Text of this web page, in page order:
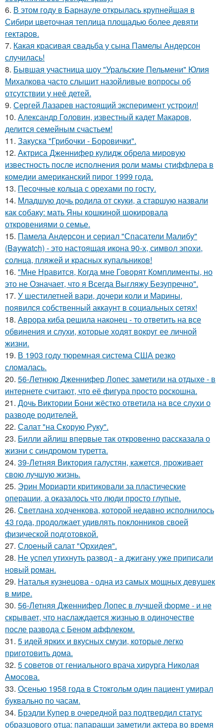
6. В этом году в Барнауле открылась крупнейшая в
Сибири цветочная теплица площадью более девяти
гектаров.
7. Какая красивая свадьба у сына Памелы Андерсон
случилась!
8. Бывшая участница шоу "Уральские Пельмени" Юлия
Михалкова часто слышит назойливые вопросы об
отсутствии у неё детей.
9. Сергей Лазарев настоящий эксперимент устроил!
10. Александр Головин, известный кадет Макаров,
делится семейным счастьем!
11. Закуска "Грибочки - Боровички".
12. Актриса Дженнифер кулидж обрела мировую
известность после исполнения роли мамы стиффлера в
комедии американский пирог 1999 года.
13. Песочные кольца с орехами по госту.
14. Младшую дочь родила от скуки, а старшую назвали
как собаку: мать Яны кошкиной шокировала
откровениями о семье.
15. Памела Андерсон и сериал "Спасатели Малибу"
(Baywatch) - это настоящая икона 90-х, символ эпохи,
солнца, пляжей и красных купальников!
16. "Мне Нравится, Когда мне Говорят Комплименты, но
это не Означает, что я Всегда Выгляжу Безупречно".
17. У шестилетней вари, дочери коли и Марины,
появился собственный аккаунт в социальных сетях!
18. Аврора киба решила наконец - то ответить на все
обвинения и слухи, которые ходят вокруг ее личной
жизни.
19. В 1903 году тюремная система США резко
сломалась.
20. 56-Летнюю Дженнифер Лопес заметили на отдыхе - в
интернете считают, что её фигура просто роскошна.
21. Дочь Виктории Бони жёстко ответила на все слухи о
разводе родителей.
22. Салат "на Скорую Руку".
23. Билли айлиш впервые так откровенно рассказала о
жизни с синдромом туретта.
24. 39-Летняя Виктория галустян, кажется, проживает
свою лучшую жизнь.
25. Эрин Мориарти критиковали за пластические
операции, а оказалось что люди просто глупые.
26. Светлана ходченкова, которой недавно исполнилось
43 года, продолжает удивлять поклонников своей
физической подготовкой.
27. Слоеный салат "Орхидея".
28. Не успел утихнуть развод - а джигану уже приписали
новый роман.
29. Наталья кузнецова - одна из самых мощных девушек
в мире.
30. 56-Летняя Дженнифер Лопес в лучшей форме - и не
скрывает, что наслаждается жизнью в одиночестве
после развода с Беном аффлеком.
31. 5 идей ярких и вкусных смузи, которые легко
приготовить дома.
32. 5 советов от гениального врача хирурга Николая
Амосова.
33. Осенью 1958 года в Стокгольм один пациент умирал
буквально по часам.
34. Брэдли Купер в очередной раз подтвердил статус
образцового отца: папарацци заметили актера во время